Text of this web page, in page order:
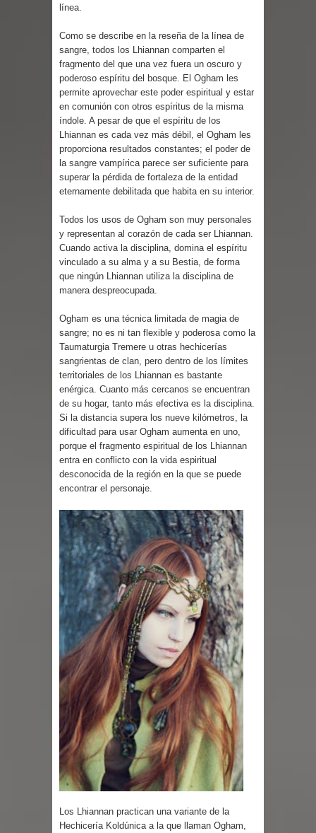
línea.
Como se describe en la reseña de la línea de
sangre, todos los Lhiannan comparten el
fragmento del que una vez fuera un oscuro y
poderoso espíritu del bosque. El Ogham les
permite aprovechar este poder espiritual y estar
en comunión con otros espíritus de la misma
índole. A pesar de que el espíritu de los
Lhiannan es cada vez más débil, el Ogham les
proporciona resultados constantes; el poder de
la sangre vampírica parece ser suficiente para
superar la pérdida de fortaleza de la entidad
eternamente debilitada que habita en su interior.
Todos los usos de Ogham son muy personales
y representan al corazón de cada ser Lhiannan.
Cuando activa la disciplina, domina el espíritu
vinculado a su alma y a su Bestia, de forma
que ningún Lhiannan utiliza la disciplina de
manera despreocupada.
Ogham es una técnica limitada de magia de
sangre; no es ni tan flexible y poderosa como la
Taumaturgia Tremere u otras hechicerías
sangrientas de clan, pero dentro de los límites
territoriales de los Lhiannan es bastante
enérgica. Cuanto más cercanos se encuentran
de su hogar, tanto más efectiva es la disciplina.
Si la distancia supera los nueve kilómetros, la
dificultad para usar Ogham aumenta en uno,
porque el fragmento espiritual de los Lhiannan
entra en conflicto con la vida espiritual
desconocida de la región en la que se puede
encontrar el personaje.
Los Lhiannan practican una variante de la
Hechicería Koldúnica a la que llaman Ogham,